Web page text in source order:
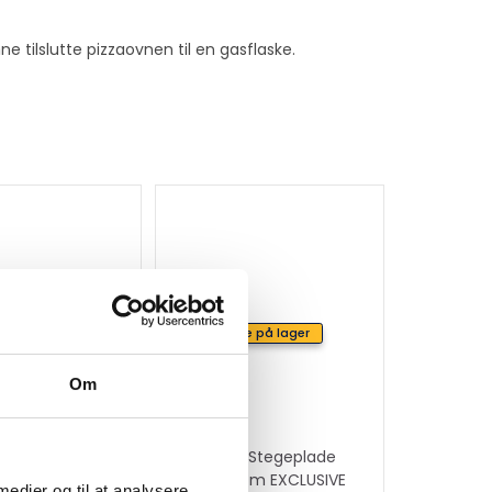
Om
tilslutte pizzaovnen til en gasflaske.
Ikke på lager
Hällmark Stegeplade
SÆT 70 cm EXCLUSIVE